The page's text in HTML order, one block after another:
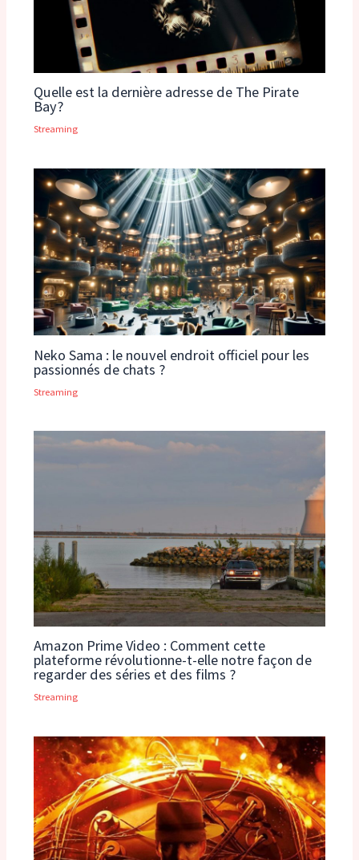
Quelle est la dernière adresse de The Pirate
Bay?
Streaming
Neko Sama : le nouvel endroit officiel pour les
passionnés de chats ?
Streaming
Amazon Prime Video : Comment cette
plateforme révolutionne-t-elle notre façon de
regarder des séries et des films ?
Streaming